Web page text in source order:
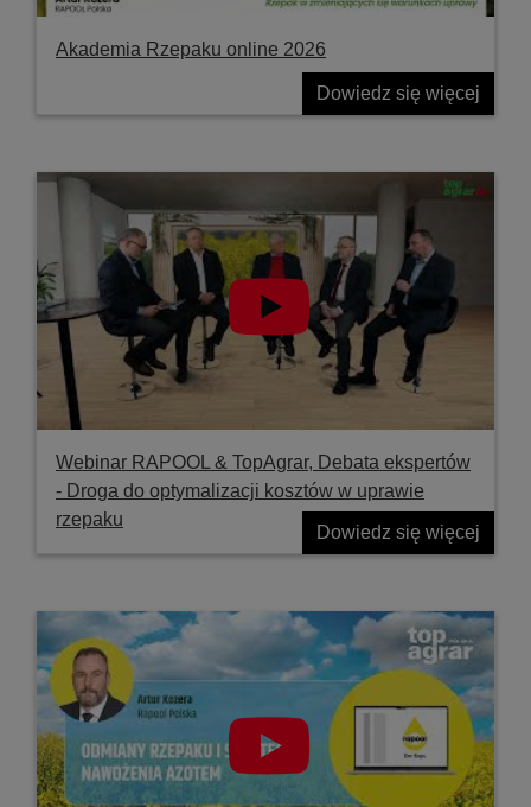
Akademia Rzepaku online 2026
Dowiedz się więcej
Webinar RAPOOL & TopAgrar, Debata ekspertów
- Droga do optymalizacji kosztów w uprawie
rzepaku
Dowiedz się więcej